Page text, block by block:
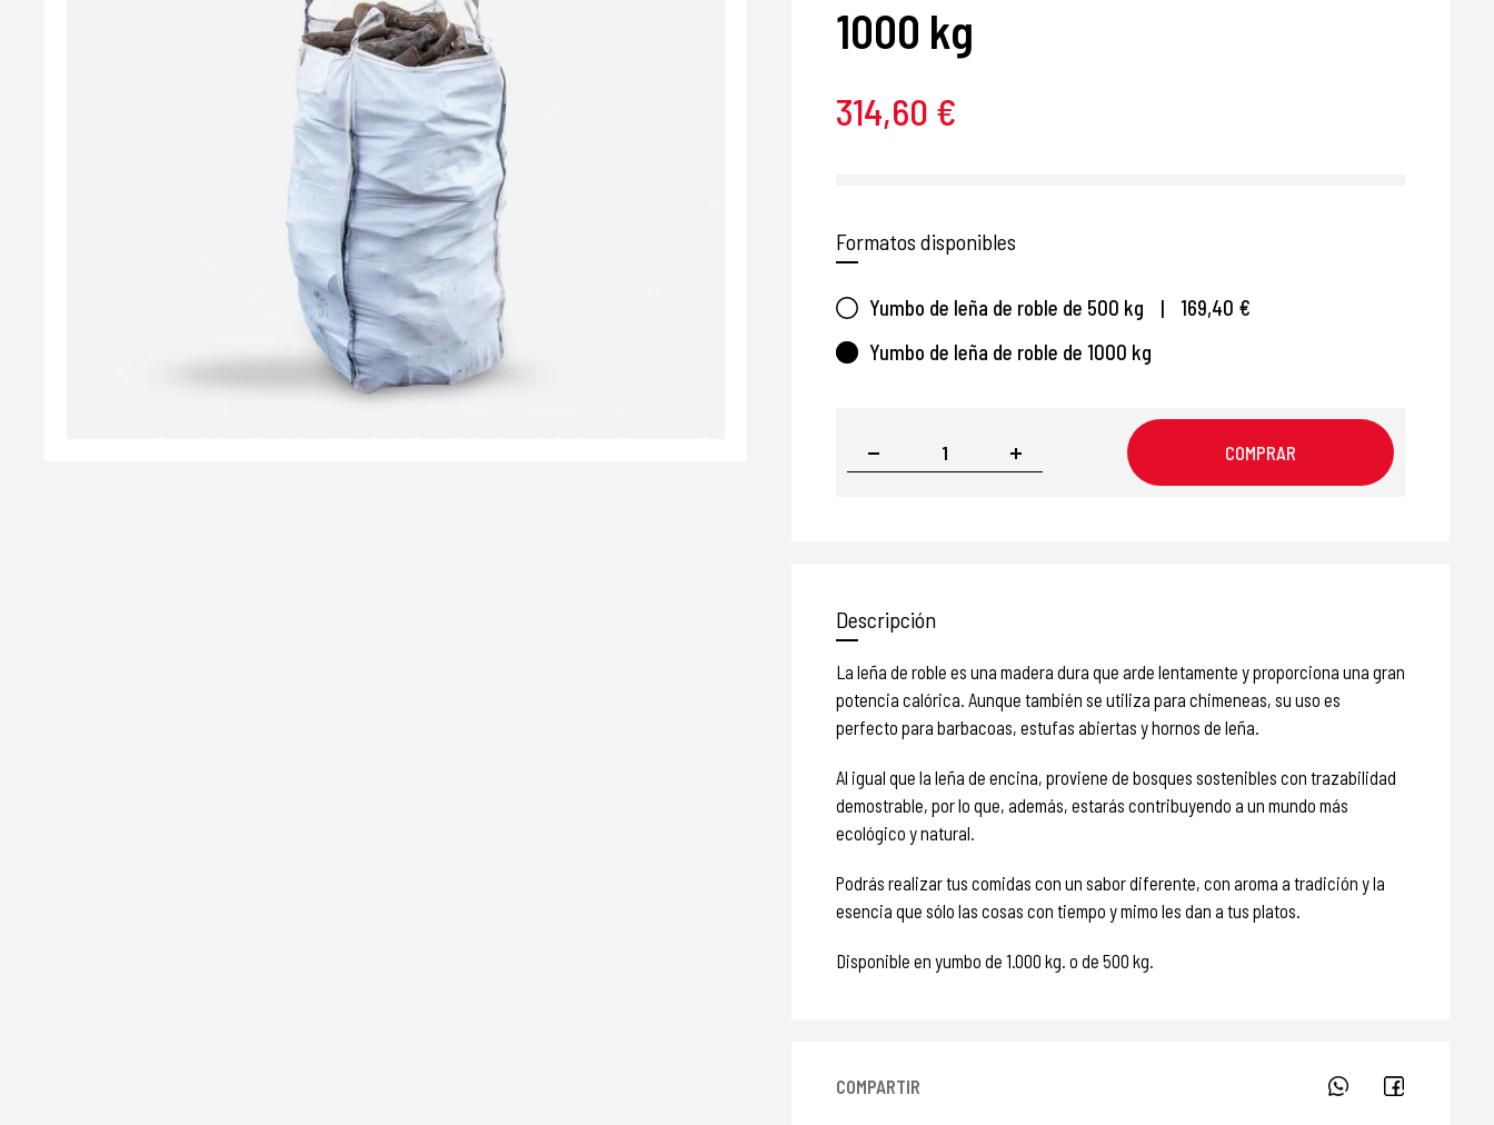
1000 kg
314,60 €
Formatos disponibles
Yumbo de leña de roble de 500 kg |
169,40 €
Yumbo de leña de roble de 1000 kg
1 COMPRAR
Descripción
La leña de roble es una madera dura que arde lentamente y proporciona una gran
potencia calórica. Aunque también se utiliza para chimeneas, su uso es
perfecto para barbacoas, estufas abiertas y hornos de leña.
Al igual que la leña de encina, proviene de bosques sostenibles con trazabilidad
demostrable, por lo que, además, estarás contribuyendo a un mundo más
ecológico y natural.
Podrás realizar tus comidas con un sabor diferente, con aroma a tradición y la
esencia que sólo las cosas con tiempo y mimo les dan a tus platos.
Disponible en yumbo de 1.000 kg. o de 500 kg.
COMPARTIR